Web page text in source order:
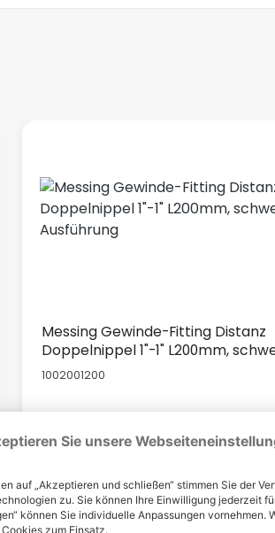
Messing Gewinde-Fitting Distanz
Doppelnippel 1"-1" L200mm,
Ausführung
1002001200
Regulärer Preis:
22,95 €
Inhalt: 1 Stück
Details anzeigen